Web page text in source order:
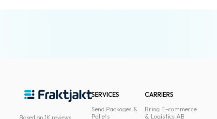
Based on 1K reviews
SERVICES
Send Packages &
Pallets
CARRIERS
Bring E-commerce
& Logistics AB